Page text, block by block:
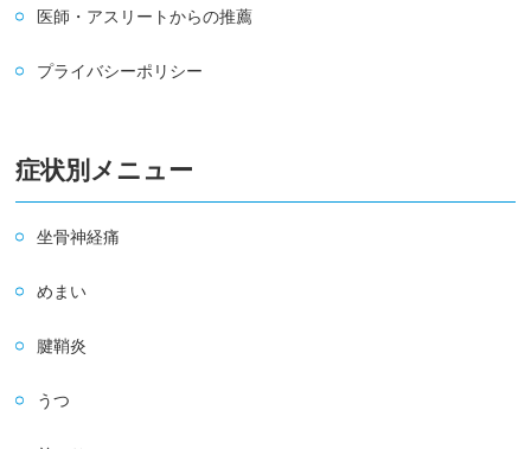
医師・アスリートからの推薦
プライバシーポリシー
症状別メニュー
坐骨神経痛
めまい
腱鞘炎
うつ